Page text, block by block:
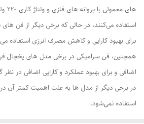
برای بهبود کارایی و کاهش مصرف انرژی استفاده
همچنین، فن سرامیکی در برخی مدل های یخچال
اضافی و برای بهبود عملکرد و کارایی اضافی در
در برخی دیگر از مدل ها به علت اهمیت کمتر آن در
استفاده نمی‌شود.